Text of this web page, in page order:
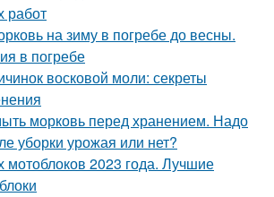
работ
на зиму в погребе до весны.
в погребе
восковой моли: секреты
морковь перед хранением. Надо
уборки урожая или нет?
мотоблоков 2023 года. Лучшие